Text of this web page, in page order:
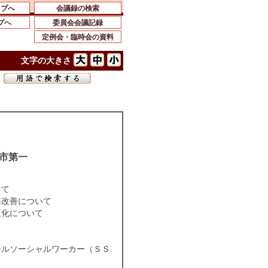
へ
へ
会議録の検索
委員会会議記録
定例会・臨時会の資料
文字の大きさ
第一
善について
について
ソーシャルワーカー（ＳＳＷ）活用事業の充実について